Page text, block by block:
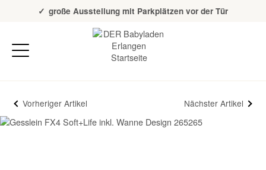
Über 20 Jahre Erfahrung
große Ausstellung mit Parkplätzen vor der Tür
Vorheriger Artikel Nächster Artikel